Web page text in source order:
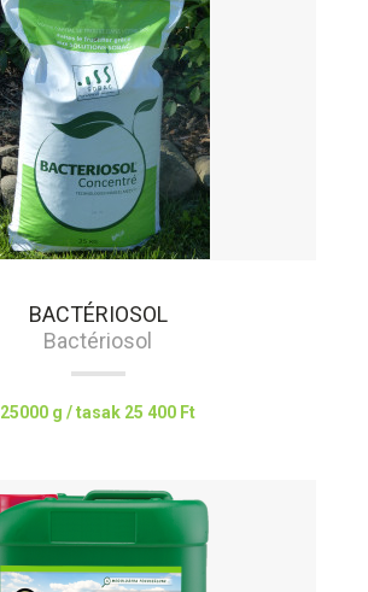
BACTÉRIOSOL
Bactériosol
25000 g / tasak 25 400 Ft